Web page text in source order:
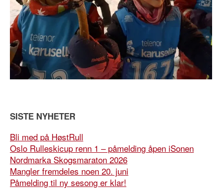
SISTE NYHETER
Bli med på HøstRull
Oslo Rulleskicup renn 1 – påmelding åpen iSonen
Nordmarka Skogsmaraton 2026
Mangler fremdeles noen 20. juni
Påmelding til ny sesong er klar!